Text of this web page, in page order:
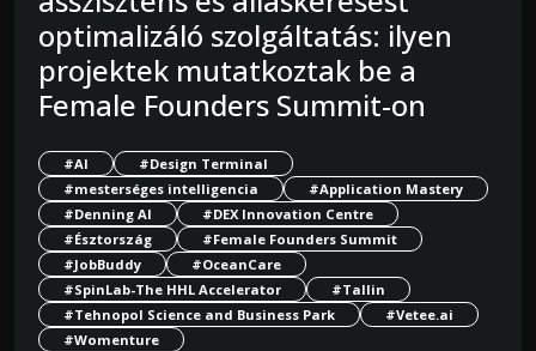
optimalizáló szolgáltatás: ilyen
projektek mutatkoztak be a
Female Founders Summit-on
#AI
#Design Terminal
#mesterséges intelligencia
#Application Mastery
#Denning AI
#DEX Innovation Centre
#Észtország
#Female Founders Summit
#JobBuddy
#OceanCare
#SpinLab-The HHL Accelerator
#Tallin
#Tehnopol Science and Business Park
#Vetee.ai
#Womenture